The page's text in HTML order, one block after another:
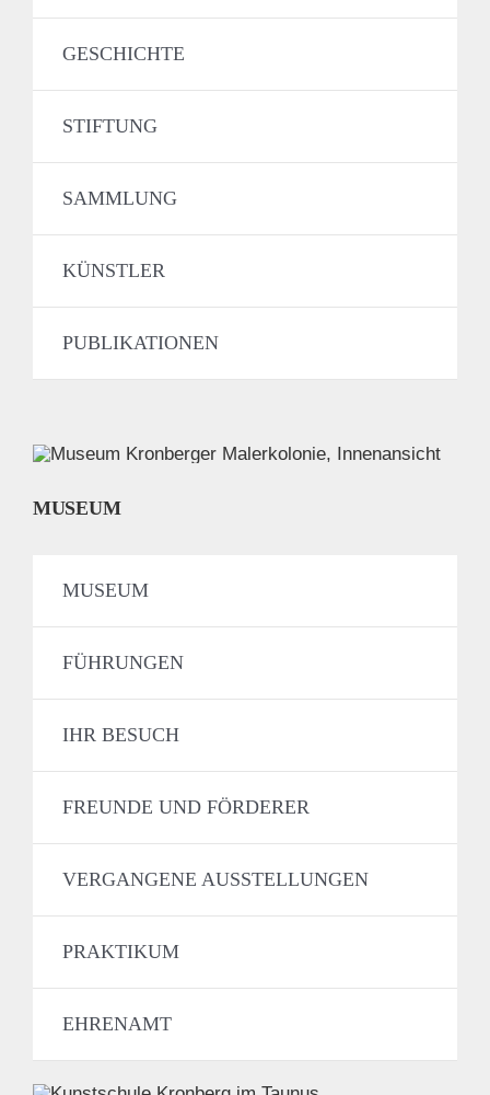
GESCHICHTE
STIFTUNG
SAMMLUNG
KÜNSTLER
PUBLIKATIONEN
MUSEUM
MUSEUM
FÜHRUNGEN
IHR BESUCH
FREUNDE UND FÖRDERER
VERGANGENE AUSSTELLUNGEN
PRAKTIKUM
EHRENAMT